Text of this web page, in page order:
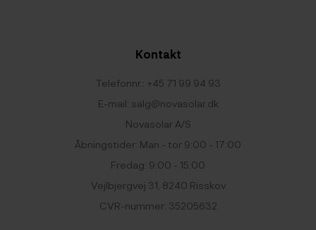
Kontakt
Telefonnr.: +45 71 99 94 93
E-mail: salg@novasolar.dk
Novasolar A/S
Åbningstider: Man - tor 9:00 - 17:00
Fredag: 9:00 - 15:00
Vejlbjergvej 31, 8240 Risskov
CVR-nummer: 35205632